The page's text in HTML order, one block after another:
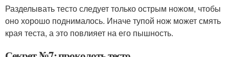
Разделывать тесто следует только острым ножом, чтобы
оно хорошо поднималось. Иначе тупой нож может смять
края теста, а это повлияет на его пышность.